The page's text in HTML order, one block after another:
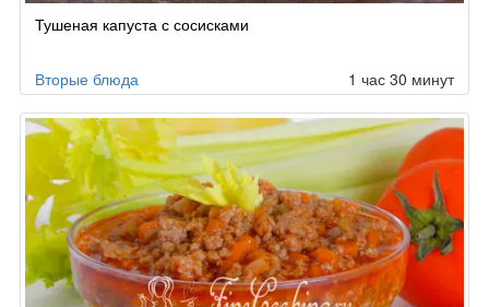
Тушеная капуста с сосисками
Вторые блюда 1 час 30 минут